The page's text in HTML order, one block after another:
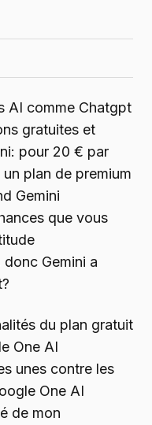
AI comme Chatgpt
gratuites et
pour 20 € par
plan de premium
Gemini
que vous
donc Gemini a
du plan gratuit
One AI
unes contre les
One AI
de mon